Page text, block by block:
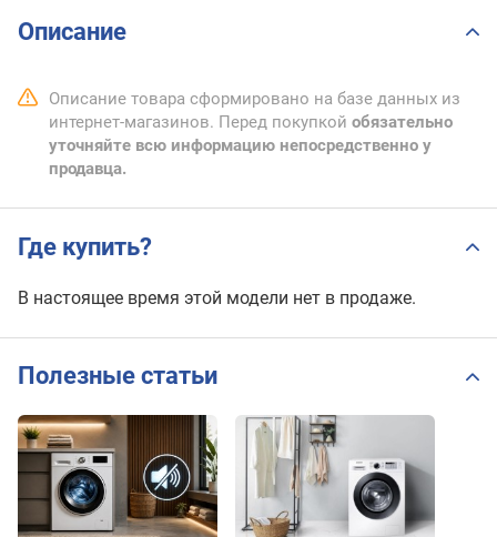
Описание
Описание товара сформировано на базе данных из
интернет-магазинов. Перед покупкой обязательно
уточняйте всю информацию непосредственно у
продавца.
Где купить?
В настоящее время этой модели нет в продаже.
Полезные статьи